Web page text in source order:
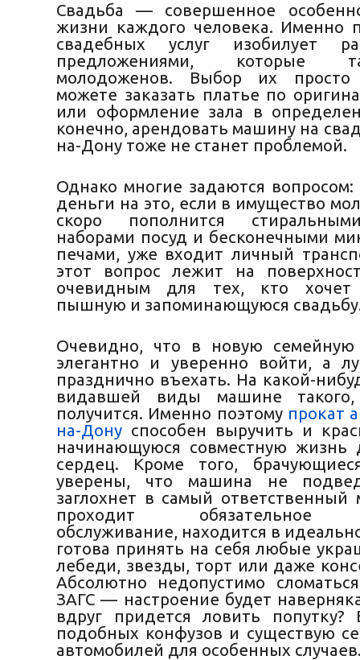
Свадьба — совершенное
жизни каждого человека. Именно
свадебных услуг изобилует
предложениями, которые
молодоженов. Выбор их
можете заказать платье по
или оформление зала в
конечно, арендовать машину на
на-Дону тоже не станет проблемой.
Однако многие задаются вопросом:
деньги на это, если в имущество
скоро пополнится
наборами посуд и бесконечными
печами, уже входит личный
этот вопрос лежит на
очевидным для тех, кто хочет
пышную и запоминающуюся
Очевидно, что в новую
элегантно и уверенно войти, а
празднично въехать. На какой-
видавшей виды машине
получится. Именно поэтому прокат
на-Дону способен выручить и
начинающуюся совместную жизнь
сердец. Кроме того,
уверены, что машина не
заглохнет в самый
проходит обязательное
обслуживание, находится в
готова принять на себя любые
лебеди, звезды, торт или даже
Абсолютно недопустимо
ЗАГС — настроение будет
вдруг придется ловить попутку?
подобных конфузов и существую
автомобилей для особенных